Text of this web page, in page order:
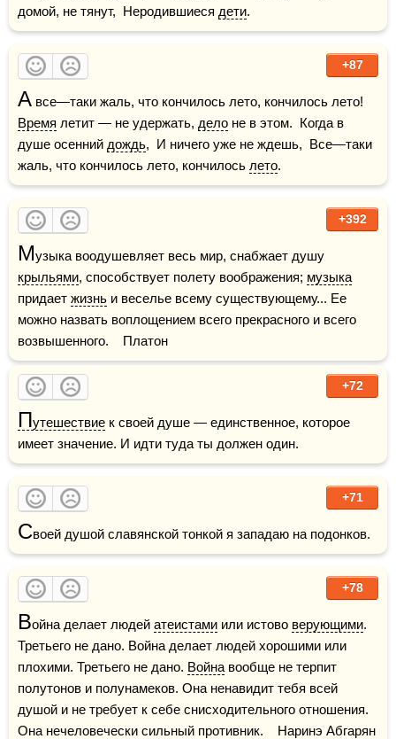
домой, не тянут,  Неродившиеся дети.
+87
А
Время летит — не удержать, дело не в этом.  Когда в
душе осенний дождь,  И ничего уже не ждешь,  Все—таки
жаль, что кончилось лето, кончилось лето.
+392
М
крыльями, способствует полету воображения; музыка
придает жизнь и веселье всему существующему... Ее
можно назвать воплощением всего прекрасного и всего
возвышенного.    Платон
+72
Путешествие к своей душе — единственное, которое
имеет значение. И идти туда ты должен один.
+71
Своей душой славянской тонкой я западаю на подонков.
+78
Война делает людей атеистами или истово верующими.
Третьего не дано. Война делает людей хорошими или
плохими. Третьего не дано. Война вообще не терпит
полутонов и полунамеков. Она ненавидит тебя всей
душой и не требует к себе снисходительного отношения.
Она нечеловечески сильный противник.    Наринэ Абгарян